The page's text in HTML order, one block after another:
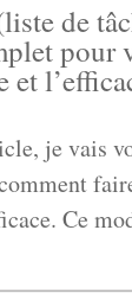
de
pour
et
je vais
Ce